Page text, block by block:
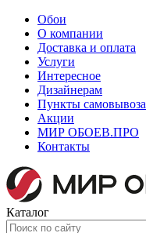
Обои
О компании
Доставка и оплата
Услуги
Интересное
Дизайнерам
Пункты самовывоза
Акции
МИР ОБОЕВ.ПРО
Контакты
Каталог